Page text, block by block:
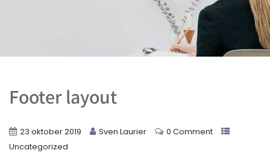
Footer layout
23 oktober 2019 Sven Laurier
0 Comment
Uncategorized